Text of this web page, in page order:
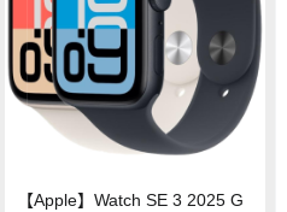
【Apple】Watch SE 3 2025 G